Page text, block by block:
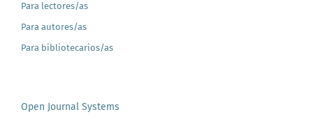
Para lectores/as
Para autores/as
Para bibliotecarios/as
Open Journal Systems